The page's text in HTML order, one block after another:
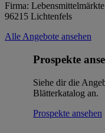
Firma:
96215 Lichtenfels
Alle Angebote ansehen
Prospekte
Siehe dir die
Blätterkatalog an.
Prospekte ansehen